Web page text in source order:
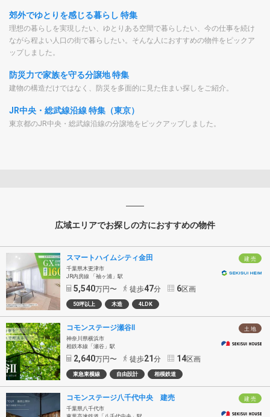
郊外でゆとりを感じる暮らし 特集
理想の暮らしを実現したい、ゆとりある空間で暮らしたい、今の仕事を続け
ながら程よい人口の街で暮らしたい。そんな人におすすめの物件をピックア
ップしました。
防災力で家族を守る分譲地 特集
建物の構造だけではなく、防災を多面的に見た住まい探しをご紹介。
JR中央・総武線沿線 特集（東京）
東京都のJR中央・総武線沿線の分譲地をピックアップしました。
広域エリアでお探しの方におすすめの物件
建 売
スマートハイムシティ金田
千葉県木更津市
JR内房線 「袖ヶ浦」駅
5,540万円〜 徒歩47分 6区画
50坪以上 木造 4LDK
土 地
コモンステージ瀬谷Ⅱ
神奈川県横浜市
相鉄本線「瀬谷」駅
2,640万円〜 徒歩21 分 14区画
東急東横線 自由設計 相模鉄道
建 売
コモンステージ八千代中央 建売
千葉県八千代市